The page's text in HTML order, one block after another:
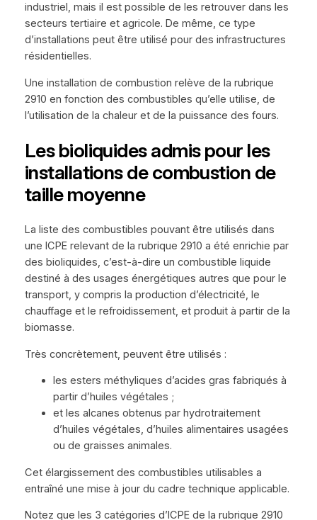
industriel, mais il est possible de les retrouver dans les
secteurs tertiaire et agricole. De même, ce type
d’installations peut être utilisé pour des infrastructures
résidentielles.
Une installation de combustion relève de la rubrique
2910 en fonction des combustibles qu’elle utilise, de
l’utilisation de la chaleur et de la puissance des fours.
Les bioliquides admis pour les
installations de combustion de
taille moyenne
La liste des combustibles pouvant être utilisés dans
une ICPE relevant de la rubrique 2910 a été enrichie par
des bioliquides, c’est-à-dire un combustible liquide
destiné à des usages énergétiques autres que pour le
transport, y compris la production d’électricité, le
chauffage et le refroidissement, et produit à partir de la
biomasse.
Très concrètement, peuvent être utilisés :
les esters méthyliques d’acides gras fabriqués à
partir d’huiles végétales ;
et les alcanes obtenus par hydrotraitement
d’huiles végétales, d’huiles alimentaires usagées
ou de graisses animales.
Cet élargissement des combustibles utilisables a
entraîné une mise à jour du cadre technique applicable.
Notez que les 3 catégories d’ICPE de la rubrique 2910